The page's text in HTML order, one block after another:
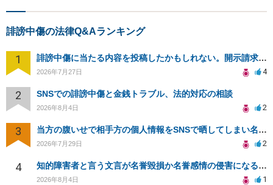
誹謗中傷の法律Q&Aランキング
1 誹謗中傷に当たる内容を投稿したかもしれない。開示請求や民事刑事裁判に発展しうるのか教えて欲しい。
2026年7月27日 4
2 SNSでの誹謗中傷と金銭トラブル、法的対応の相談
2026年8月4日 2
3 当方の腹いせで相手方の個人情報をSNSで晒してしまい名誉毀損させてしまったかもしれない
2026年7月29日 2
4 知的障害者と言う文言が名誉毀損か名誉感情の侵害になるか教えてほしい。
2026年8月4日 1